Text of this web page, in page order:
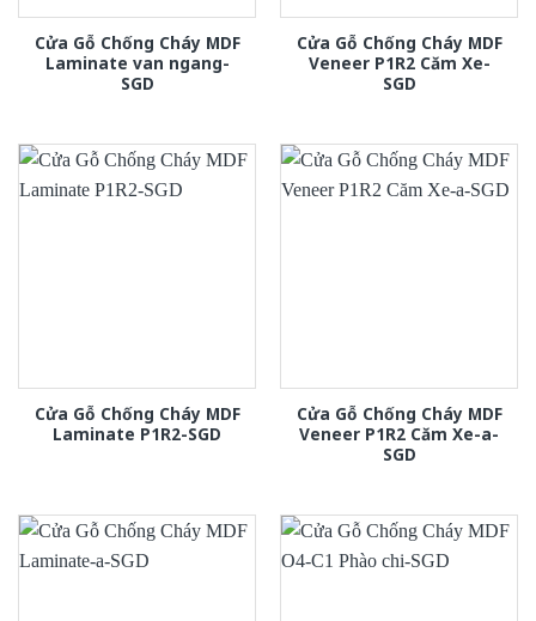
Cửa Gỗ Chống Cháy MDF
Laminate van ngang-
SGD
Cửa Gỗ Chống Cháy MDF
Veneer P1R2 Căm Xe-
SGD
Cửa Gỗ Chống Cháy MDF
Laminate P1R2-SGD
Cửa Gỗ Chống Cháy MDF
Veneer P1R2 Căm Xe-a-
SGD